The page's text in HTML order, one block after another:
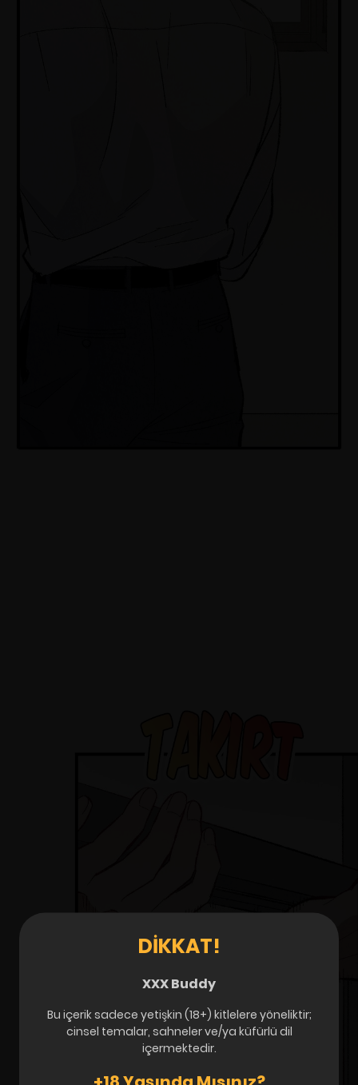
DIKKAT!
XXX Buddy
Bu içerik sadece yetişkin (18+) kitlelere yöneliktir;
cinsel temalar, sahneler ve/ya küfürlü dil
içermektedir.